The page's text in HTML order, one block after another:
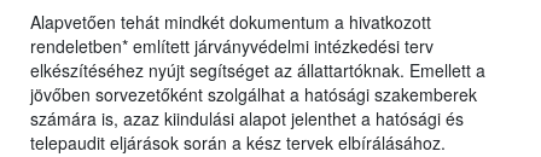
Alapvetően tehát mindkét dokumentum a hivatkozott
rendeletben* említett járványvédelmi intézkedési terv
elkészítéséhez nyújt segítséget az állattartóknak. Emellett a
jövőben sorvezetőként szolgálhat a hatósági szakemberek
számára is, azaz kiindulási alapot jelenthet a hatósági és
telepaudit eljárások során a kész tervek elbírálásához.